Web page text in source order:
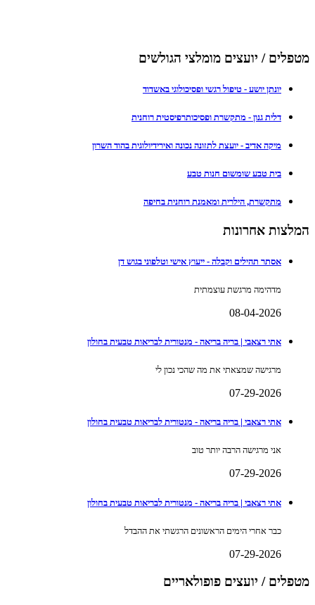
מטפלים / יועצים מומלצי הגולשים
יונתן יושע - טיפול רגשי ופסיכולוגי באשדוד
דלית גנון - מתקשרת ופסיכותרפיסטית רוחנית
מיקה אדיב - יועצת לתזונה נכונה ואירידיולוגית בהוד השרון
בית טבע שומשום חנות טבע
מתקשרת, הילרית ומאמנת רוחנית בחיפה
המלצות אחרונות
אסתר תהילים וקבלה - ייעוץ אישי וטלפוני בגוש דן
מדהימה מרגשת עוצמתית
08-04-2026
אתי רצאבי | בריה בריאה - מנטורית לבריאות טבעית בחולון
מרגישה שמצאתי את מה שהכי נכון לי
07-29-2026
אתי רצאבי | בריה בריאה - מנטורית לבריאות טבעית בחולון
אני מרגישה הרבה יותר טוב
07-29-2026
אתי רצאבי | בריה בריאה - מנטורית לבריאות טבעית בחולון
כבר אחרי הימים הראשונים הרגשתי את ההבדל
07-29-2026
מטפלים / יועצים פופולאריים